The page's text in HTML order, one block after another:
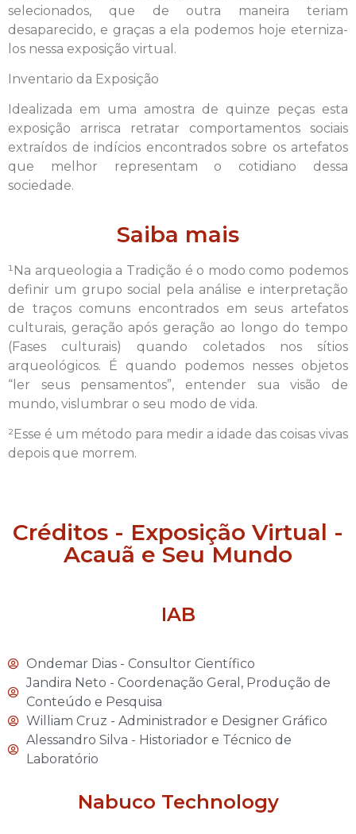
selecionados, que de outra maneira teriam
desaparecido, e graças a ela podemos hoje eterniza-
los nessa exposição virtual.
Inventario da Exposição
Idealizada em uma amostra de quinze peças esta
exposição arrisca retratar comportamentos sociais
extraídos de indícios encontrados sobre os artefatos
que melhor representam o cotidiano dessa
sociedade.
Saiba mais
¹Na arqueologia a Tradição é o modo como podemos
definir um grupo social pela análise e interpretação
de traços comuns encontrados em seus artefatos
culturais, geração após geração ao longo do tempo
(Fases culturais) quando coletados nos sítios
arqueológicos. É quando podemos nesses objetos
“ler seus pensamentos”, entender sua visão de
mundo, vislumbrar o seu modo de vida.
²Esse é um método para medir a idade das coisas vivas
depois que morrem.
Créditos - Exposição Virtual -
Acauã e Seu Mundo
IAB
Ondemar Dias - Consultor Científico
Jandira Neto - Coordenação Geral, Produção de
Conteúdo e Pesquisa
William Cruz - Administrador e Designer Gráfico
Alessandro Silva - Historiador e Técnico de
Laboratório
Nabuco Technology